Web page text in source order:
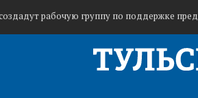
рабочую группу по поддержке
Казанской набережной в Туле